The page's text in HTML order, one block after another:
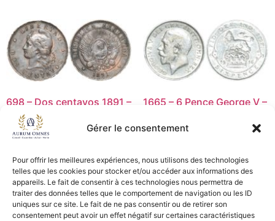
Gérer le consentement
Pour offrir les meilleures expériences, nous utilisons des technologies
telles que les cookies pour stocker et/ou accéder aux informations des
appareils. Le fait de consentir à ces technologies nous permettra de
traiter des données telles que le comportement de navigation ou les ID
uniques sur ce site. Le fait de ne pas consentir ou de retirer son
consentement peut avoir un effet négatif sur certaines caractéristiques
698 – Dos centavos 1891 –
8,00€
Ajouter au panier
1665 – 6 Pence George V –
8,00€
Ajouter au panier
CGV - CGL